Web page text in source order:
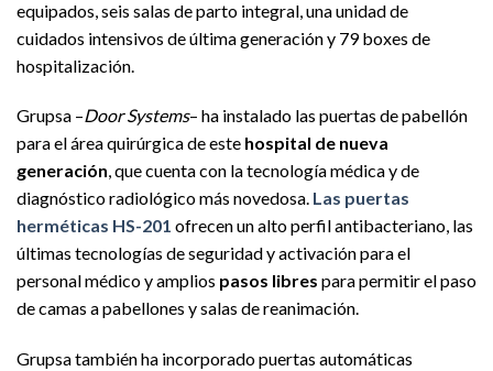
equipados, seis salas de parto integral, una unidad de
cuidados intensivos de última generación y 79 boxes de
hospitalización.
Grupsa –Door Systems– ha instalado las puertas de pabellón
para el área quirúrgica de este hospital de nueva
generación, que cuenta con la tecnología médica y de
diagnóstico radiológico más novedosa. Las puertas
herméticas HS-201 ofrecen un alto perfil antibacteriano, las
últimas tecnologías de seguridad y activación para el
personal médico y amplios pasos libres para permitir el paso
de camas a pabellones y salas de reanimación.
Grupsa también ha incorporado puertas automáticas